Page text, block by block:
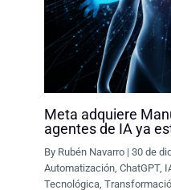
Meta adquiere
agentes de IA ya
By Rubén Navarro |30 de
Automatización,ChatGPT,
Tecnológica,